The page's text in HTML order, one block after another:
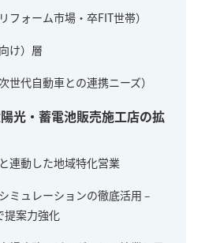
フォーム市場・卒FIT世帯）
け）層
世代自動車との連携ニーズ）
光・蓄電池販売施工店の拡
連動した地域特化営業
ミュレーションの徹底活用 –
提案力強化